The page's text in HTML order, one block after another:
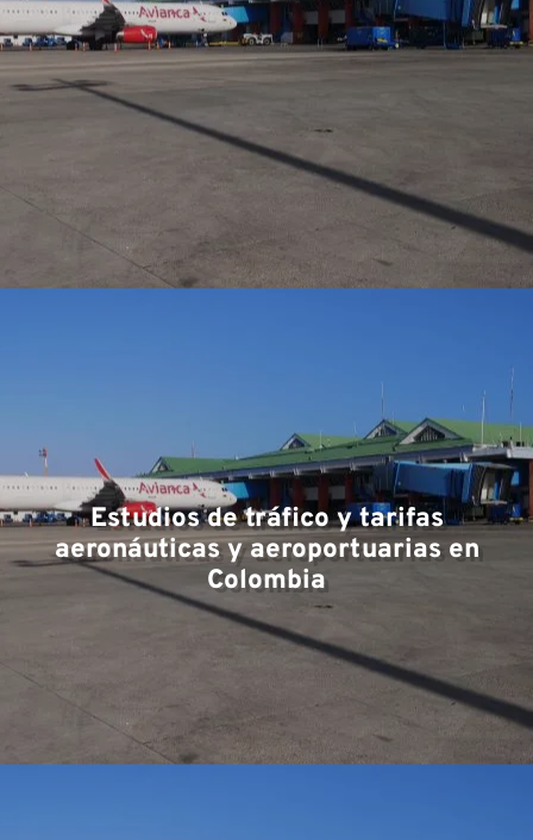
Estudios de tráfico y tarifas
aeronáuticas y aeroportuarias en
Colombia